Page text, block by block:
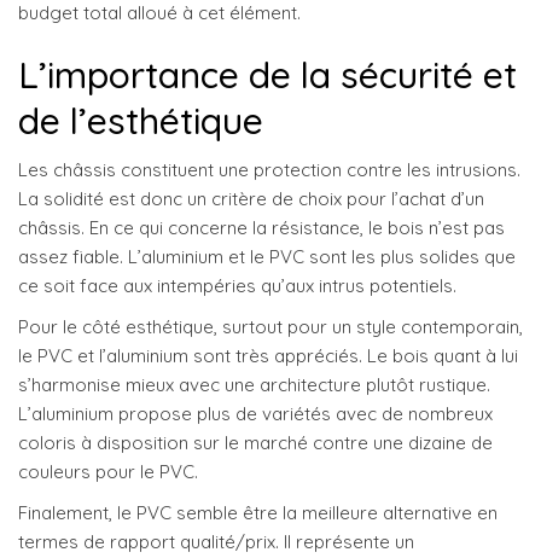
budget total alloué à cet élément.
L’importance de la sécurité et
de l’esthétique
Les châssis constituent une protection contre les intrusions.
La solidité est donc un critère de choix pour l’achat d’un
châssis. En ce qui concerne la résistance, le bois n’est pas
assez fiable. L’aluminium et le PVC sont les plus solides que
ce soit face aux intempéries qu’aux intrus potentiels.
Pour le côté esthétique, surtout pour un style contemporain,
le PVC et l’aluminium sont très appréciés. Le bois quant à lui
s’harmonise mieux avec une architecture plutôt rustique.
L’aluminium propose plus de variétés avec de nombreux
coloris à disposition sur le marché contre une dizaine de
couleurs pour le PVC.
Finalement, le PVC semble être la meilleure alternative en
termes de rapport qualité/prix. Il représente un